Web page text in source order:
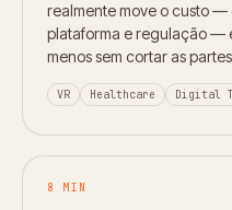
realmente move o custo
plataforma e regulação —
menos sem cortar as
VR Healthcare Digital
8 MIN